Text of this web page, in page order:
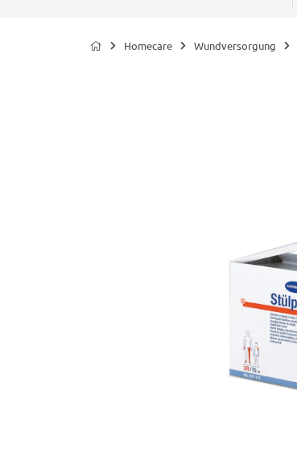
Homecare Wundversorgung